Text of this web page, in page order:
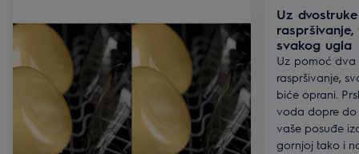
Uz
svakog ugla
Uz pomoć dva
raspršivanje,
biće oprani.
voda dopre do
vaše posuđe
gornjoj tako i